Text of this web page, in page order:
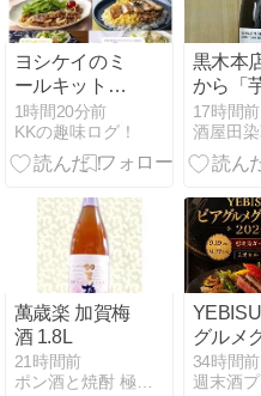
ヨシケイのミ
ールキットの
違いや比較！
どれが良い？
1時間20分前
KKの趣味ログ！
黒木本
から「
山ねこ
田錦 25
荷！！
17時間前
萬歳楽 加賀梅
酒 1.8L
21時間前
ポン酒と焼酎 極上ワインfrom 磐田市掛塚 粋な町
グルメ
プリ
催日・
34時間前